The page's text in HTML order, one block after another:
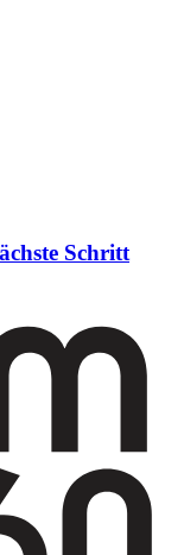
Schritt